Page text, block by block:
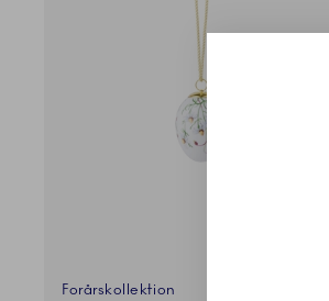
Forårskollektion